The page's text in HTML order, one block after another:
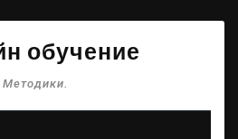
обучение
Методики.